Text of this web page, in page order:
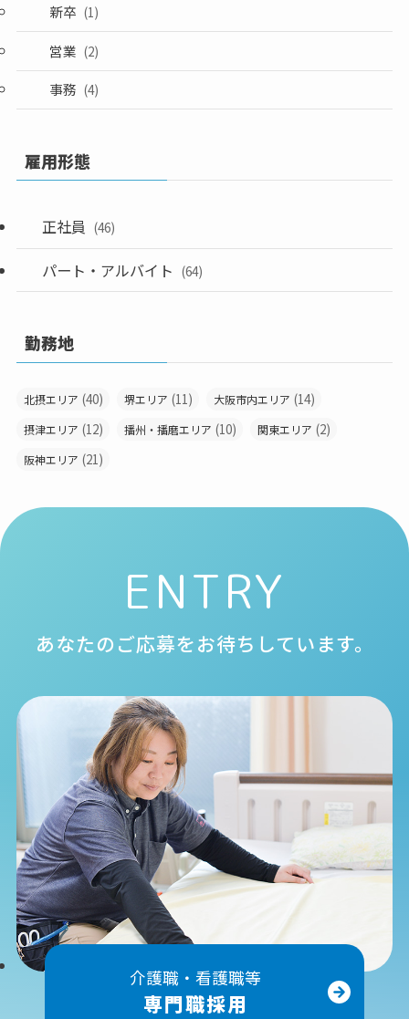
新卒 (1)
営業 (2)
事務 (4)
雇用形態
正社員 (46)
パート・アルバイト (64)
勤務地
北摂エリア (40) 堺エリア (11) 大阪市内エリア (14)
摂津エリア (12) 播州・播磨エリア (10) 関東エリア (2)
阪神エリア (21)
ENTRY
あなたのご応募をお待ちしています。
介護職・看護職等
専門職採用